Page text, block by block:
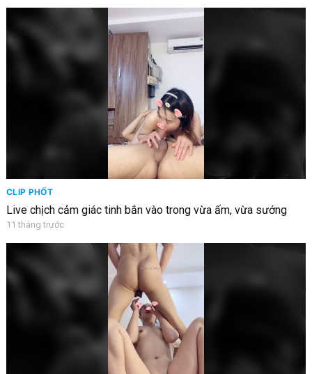
CLIP PHỐT
Live chịch cảm giác tinh bắn vào trong vừa ấm, vừa sướng
11 tháng trước